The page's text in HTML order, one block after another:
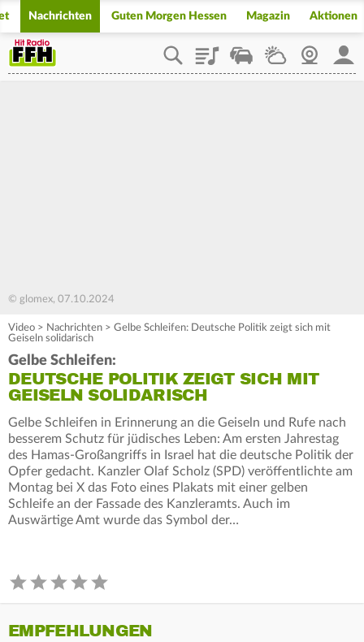
Nachrichten Guten Morgen Hessen Magazin Aktionen
PlaylistStaupilotWetterWebcam
© glomex, 07.10.2024
Video > Nachrichten > Gelbe Schleifen: Deutsche Politik zeigt sich mit
Geiseln solidarisch
Gelbe Schleifen:
DEUTSCHE POLITIK ZEIGT SICH MIT
GEISELN SOLIDARISCH
Gelbe Schleifen in Erinnerung an die Geiseln und Rufe nach
besserem Schutz für jüdisches Leben: Am ersten Jahrestag
des Hamas-Großangriffs in Israel hat die deutsche Politik der
Opfer gedacht. Kanzler Olaf Scholz (SPD) veröffentlichte am
Montag bei X das Foto eines Plakats mit einer gelben
Schleife an der Fassade des Kanzleramts. Auch im
Auswärtige Amt wurde das Symbol der…
EMPFEHLUNGEN